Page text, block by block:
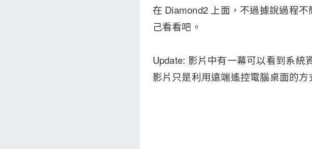
在 Diamond2 上面，不過據說過程
己看看吧。
Update: 影片中有一幕可以看到系統
影片只是利用遠端遙控電腦桌面的